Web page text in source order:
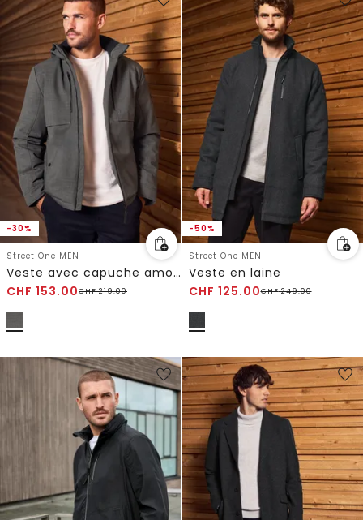
-30%
Street One MEN
Veste avec capuche amovible
CHF 153.00CHF219.00
-50%
Street One MEN
Veste en laine
CHF 125.00CHF249.00